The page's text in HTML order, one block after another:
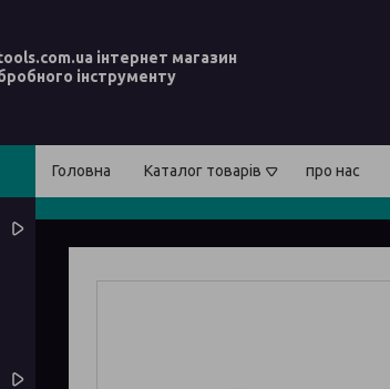
інтернет магазин
інструменту
Головна Каталог товарів про нас